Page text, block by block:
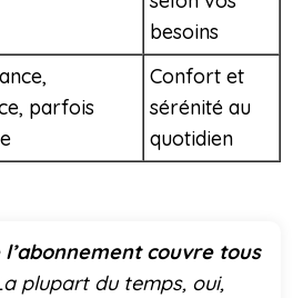
besoins
parfois
Confort et
sérénité au
quotidien
l’abonnement couvre tous
plupart du temps, oui,